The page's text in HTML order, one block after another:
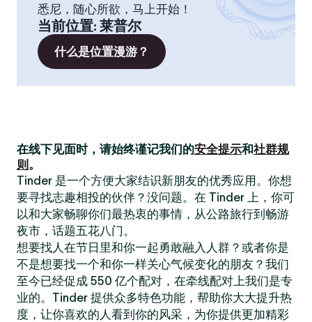
悉尼，随心所欲，马上开始！
当前位置: 莱普尔
什么是位置漫游？
在线下见面时，请始终谨记我们的安全提示和社群规
则 。
Tinder 是一个方便大家结识新朋友的优秀应用。你想
要寻找志趣相投的伙伴？没问题。在 Tinder 上，你可
以和大家畅聊你们最热衷的事情，从公路旅行到畅游
夜市，话题五花八门。
想要找人在节日里和你一起勇敢融入人群？或者你是
不是想要找一个和你一样关心气候变化的朋友？我们
至今已经促成 550 亿个配对，在牵线配对上我们是专
业的。Tinder 提供众多特色功能，帮助你大大提升热
度，让你喜欢的人看到你的风采，为你提供更加精彩